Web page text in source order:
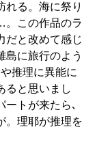
れる。海に祭り
。この作品のラ
だと改めて感じ
島に旅行のよう
推理に異能に
ると思いまし
ートが来たら､
。理耶が推理を